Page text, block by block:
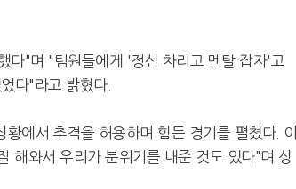
다"며 "팀원들에게 '정신 차리고 멘탈 잡자'고
다"라고 밝혔다.
에서 추격을 허용하며 힘든 경기를 펼쳤다. 이
해와서 우리가 분위기를 내준 것도 있다"며 상